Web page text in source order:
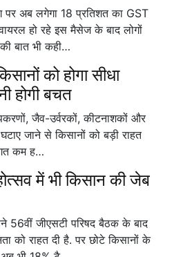
पर अब लगेगा 18 प्रतिशत का GST
हो रहे इस मैसेज के बाद लोगों
बात भी कही…
को होगा सीधा
होगी बचत
जैव-उर्वरकों, कीटनाशकों और
जाने से किसानों को बड़ी राहत
कम ह…
में भी किसान की जेब
56वीं जीएसटी परिषद बैठक के बाद
को राहत दी है. पर छोटे किसानों के